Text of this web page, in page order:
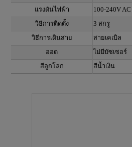
แรงดันไฟฟ้า
100-240V AC
วิธีการติดตั้ง
3 สกรู
วิธีการเดินสาย
สายเคเบิล
ออด
ไม่มีบัซเซอร์
สีลูกโลก
สีน้ำเงิน